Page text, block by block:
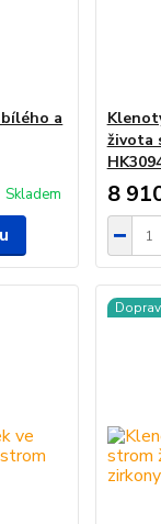
a
Skladem
života
8